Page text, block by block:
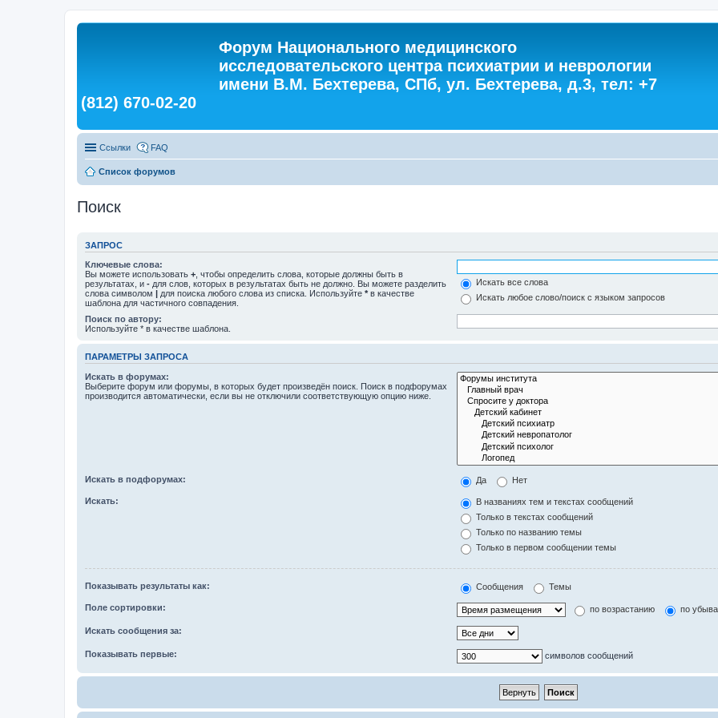
Форум Национального медицинского
исследовательского центра психиатрии и неврологии
имени В.М. Бехтерева, СПб, ул. Бехтерева, д.3, тел: +7
(812) 670-02-20
Ссылки FAQ
Список форумов
Поиск
ЗАПРОС
Ключевые слова:
Вы можете использовать + , чтобы определить слова, которые должны быть в
результатах, и - для слов, которых в результатах быть не должно. Вы можете разделить
слова символом | для поиска любого слова из списка. Используйте * в качестве
шаблона для частичного совпадения.
Искать все слова
Искать любое слово/поиск с языком запросов
Поиск по автору:
Используйте * в качестве шаблона.
ПАРАМЕТРЫ ЗАПРОСА
Искать в форумах:
Выберите форум или форумы, в которых будет произведён поиск. Поиск в подфорумах
производится автоматически, если вы не отключили соответствующую опцию ниже.
Искать в подфорумах: Да Нет
Искать:
В названиях тем и текстах сообщений
Только в текстах сообщений
Только по названию темы
Только в первом сообщении темы
Показывать результаты как: Сообщения Темы
Поле сортировки: по возрастанию по
Искать сообщения за:
Показывать первые: символов сообщений